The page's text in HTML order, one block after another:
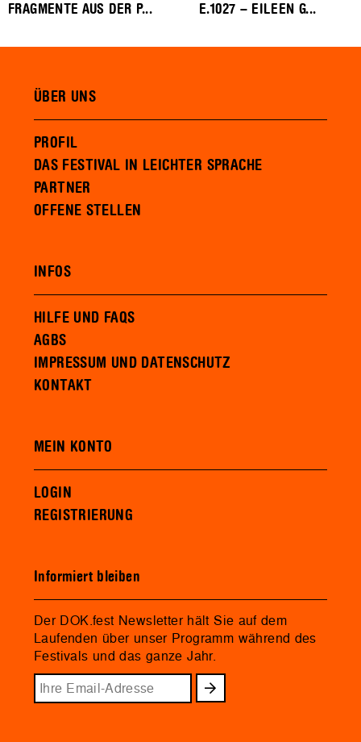
FRAGMENTE AUS DER P... E.1027 – EILEEN G...
ÜBER UNS
PROFIL
DAS FESTIVAL IN LEICHTER SPRACHE
PARTNER
OFFENE STELLEN
INFOS
HILFE UND FAQS
AGBS
IMPRESSUM UND DATENSCHUTZ
KONTAKT
MEIN KONTO
LOGIN
REGISTRIERUNG
Informiert bleiben
Der DOK.fest Newsletter hält Sie auf dem
Laufenden über unser Programm während des
Festivals und das ganze Jahr.